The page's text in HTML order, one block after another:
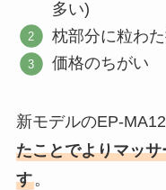
多い)
枕部分に粒わ
価格のちがい
新モデルのEP-
たことでよりマッ
す。